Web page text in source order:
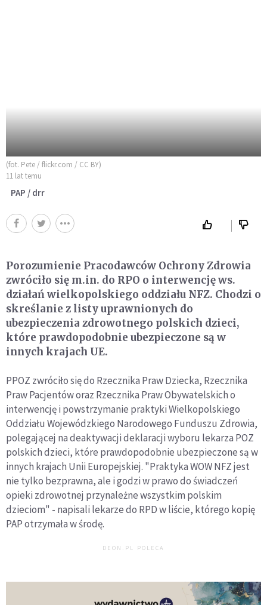
(fot. Pete / flickr.com / CC BY)
11 lat temu
PAP / drr
Porozumienie Pracodawców Ochrony Zdrowia
zwróciło się m.in. do RPO o interwencję ws.
działań wielkopolskiego oddziału NFZ. Chodzi o
skreślanie z listy uprawnionych do
ubezpieczenia zdrowotnego polskich dzieci,
które prawdopodobnie ubezpieczone są w
innych krajach UE.
PPOZ zwróciło się do Rzecznika Praw Dziecka, Rzecznika
Praw Pacjentów oraz Rzecznika Praw Obywatelskich o
interwencję i powstrzymanie praktyki Wielkopolskiego
Oddziału Wojewódzkiego Narodowego Funduszu Zdrowia,
polegającej na deaktywacji deklaracji wyboru lekarza POZ
polskich dzieci, które prawdopodobnie ubezpieczone są w
innych krajach Unii Europejskiej. "Praktyka WOW NFZ jest
nie tylko bezprawna, ale i godzi w prawo do świadczeń
opieki zdrowotnej przynależne wszystkim polskim
dzieciom" - napisali lekarze do RPD w liście, którego kopię
PAP otrzymała w środę.
DEON.PL POLECA